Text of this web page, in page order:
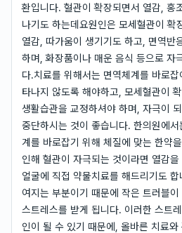
환입니다. 혈관이 확장되면서 열감, 홍
나기도 하는데요원인은 모세혈관이 확
열감, 따가움이 생기기도 하고, 면역반
하며, 화장품이나 매운 음식 등으로 자
다.치료를 위해서는 면역체계를 바로
타나지 않도록 해야하고, 모세혈관이
생활습관을 교정하셔야 하며, 자극이
중단하시는 것이 좋습니다. 한의원에
계를 바로잡기 위해 체질에 맞는 한약
인해 혈관이 자극되는 것이라면 열감
얼굴에 직접 약물치료를 해드리기도
여지는 부분이기 때문에 작은 트러블
스트레스를 받게 됩니다. 이러한 스트
인이 될 수 있기 때문에, 올바른 치료